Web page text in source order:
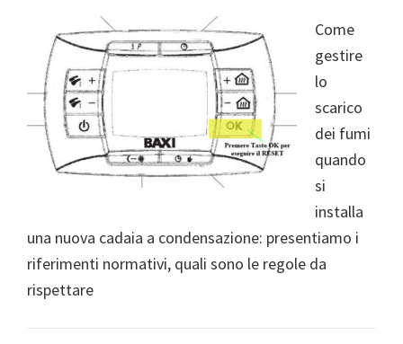
Come
gestire
lo
scarico
dei fumi
quando
si
installa
una nuova cadaia a condensazione: presentiamo i
riferimenti normativi, quali sono le regole da
rispettare